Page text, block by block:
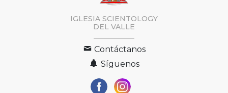
IGLESIA SCIENTOLOGY
DEL VALLE
Contáctanos
Síguenos